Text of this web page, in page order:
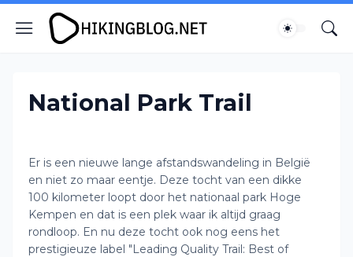
National Park Trail
Er is een nieuwe lange afstandswandeling in België
en niet zo maar eentje. Deze tocht van een dikke
100 kilometer loopt door het nationaal park Hoge
Kempen en dat is een plek waar ik altijd graag
rondloop. En nu deze tocht ook nog eens het
prestigieuze label "Leading Quality Trail: Best of